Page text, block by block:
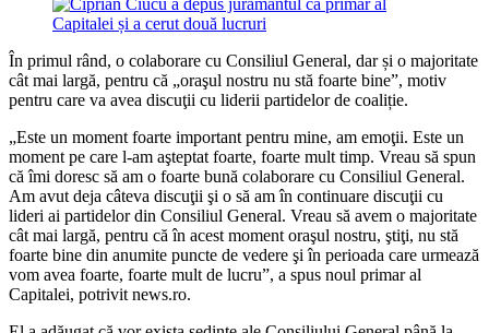
În primul rând, o colaborare cu Consiliul General, dar și o majoritate
cât mai largă, pentru că „oraşul nostru nu stă foarte bine”, motiv
pentru care va avea discuţii cu liderii partidelor de coaliție.
„Este un moment foarte important pentru mine, am emoţii. Este un
moment pe care l-am aşteptat foarte, foarte mult timp. Vreau să spun
că îmi doresc să am o foarte bună colaborare cu Consiliul General.
Am avut deja câteva discuţii şi o să am în continuare discuţii cu
lideri ai partidelor din Consiliul General. Vreau să avem o majoritate
cât mai largă, pentru că în acest moment oraşul nostru, ştiţi, nu stă
foarte bine din anumite puncte de vedere şi în perioada care urmează
vom avea foarte, foarte mult de lucru”, a spus noul primar al
Capitalei, potrivit news.ro.